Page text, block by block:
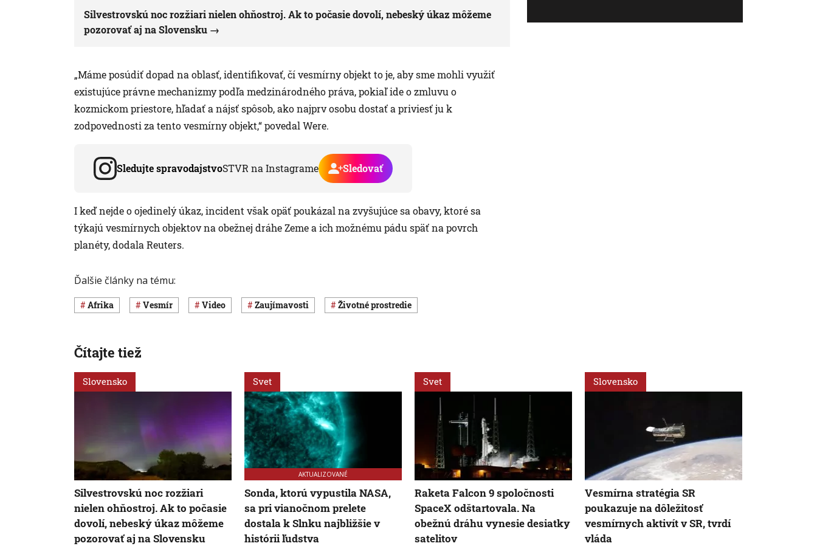
Silvestrovskú noc rozžiari nielen ohňostroj. Ak to počasie dovolí, nebeský úkaz môžeme
pozorovať aj na Slovensku
„Máme posúdiť dopad na oblasť, identifikovať, čí vesmírny objekt to je, aby sme mohli využiť
existujúce právne mechanizmy podľa medzinárodného práva, pokiaľ ide o zmluvu o
kozmickom priestore, hľadať a nájsť spôsob, ako najprv osobu dostať a priviesť ju k
zodpovednosti za tento vesmírny objekt,“ povedal Were.
Sledujte spravodajstvoSTVR na Instagrame Sledovať
I keď nejde o ojedinelý úkaz, incident však opäť poukázal na zvyšujúce sa obavy, ktoré sa
týkajú vesmírnych objektov na obežnej dráhe Zeme a ich možnému pádu späť na povrch
planéty, dodala Reuters.
Ďalšie články na tému:
Afrika vesmír Video Zaujímavosti Životné prostredie
Čítajte tiež
Slovensko
Silvestrovskú noc rozžiari
nielen ohňostroj. Ak to počasie
dovolí, nebeský úkaz môžeme
pozorovať aj na Slovensku
Svet
AKTUALIZOVANÉ
Sonda, ktorú vypustila NASA,
sa pri vianočnom prelete
dostala k Slnku najbližšie v
histórii ľudstva
Svet
Raketa Falcon 9 spoločnosti
SpaceX odštartovala. Na
obežnú dráhu vynesie desiatky
satelitov
Slovensko
Vesmírna stratégia SR
poukazuje na dôležitosť
vesmírnych aktivít v SR, tvrdí
vláda